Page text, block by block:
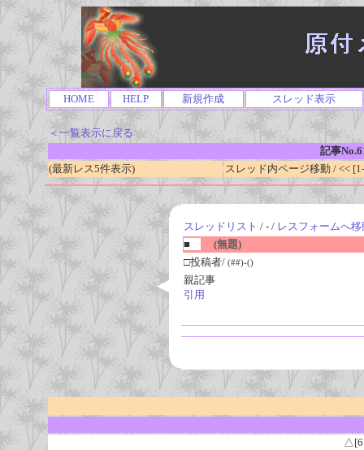
HOME HELP 新規作成 スレッド表示
＜一覧表示に戻る
記事
(最新レス5件表示)
スレッド内ページ移動 / <<
スレッドリスト / - / レスフォームへ移
■
(無題)
□投稿者/ (##)-()
親記事
引用